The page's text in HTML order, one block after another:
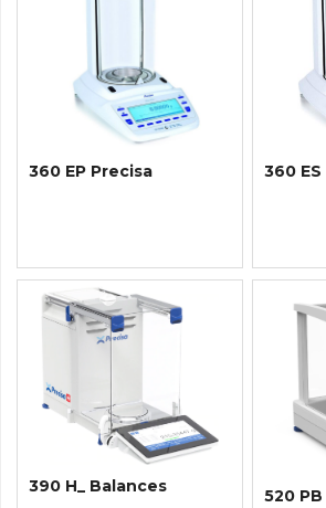
360 EP Precisa 360
390 H_ Balances
520